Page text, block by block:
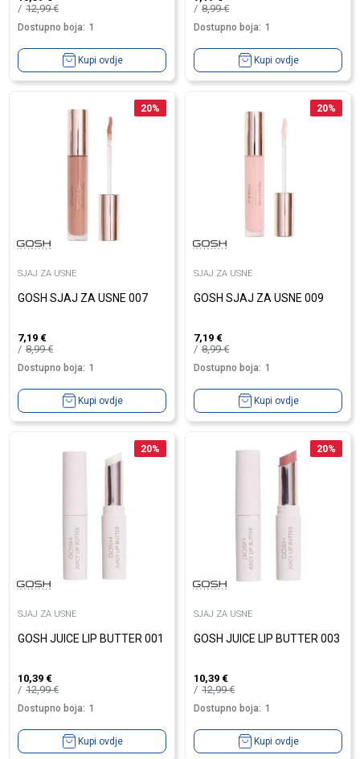
12,99€
Dostupno boja: 1
Kupi ovdje
8,99€
Dostupno boja: 1
Kupi ovdje
20%
SJAJ ZA USNE
GOSH SJAJ ZA USNE 007
7,19 €
8,99€
Dostupno boja: 1
Kupi ovdje
20%
SJAJ ZA USNE
GOSH SJAJ ZA USNE 009
7,19 €
8,99€
Dostupno boja: 1
Kupi ovdje
20%
SJAJ ZA USNE
GOSH JUICE LIP BUTTER 001
10,39 €
12,99€
Dostupno boja: 1
Kupi ovdje
20%
SJAJ ZA USNE
GOSH JUICE LIP BUTTER 003
10,39 €
12,99€
Dostupno boja: 1
Kupi ovdje